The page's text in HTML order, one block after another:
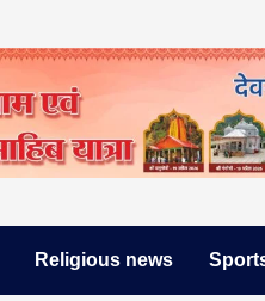
Religious news